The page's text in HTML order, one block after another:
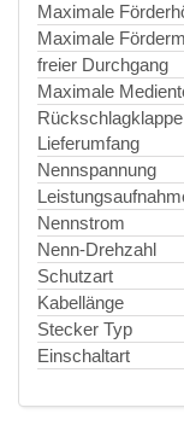
Maximale
Maximale
freier Durchgang
Maximale
Lieferumfang
Nennspannung
Nennstrom
Nenn-Drehzahl
Schutzart
Kabellänge
Stecker Typ
Einschaltart